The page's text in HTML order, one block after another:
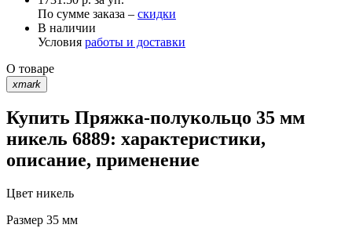
По сумме заказа – скидки
В наличии
Условия работы и доставки
О товаре
xmark
Купить Пряжка-полукольцо 35 мм
никель 6889: характеристики,
описание, применение
Цвет никель
Размер 35 мм